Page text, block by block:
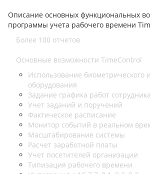
Описание основных функциональных
программы учета рабочего времени
Более 100 отчетов
Основные возможности TimeControl
Использование биометрического
оборудования
Задание графика работ сотрудника
Учет заданий и поручений
Фактическое расписание
Монитор событий в реальном
Масштабирование системы
Расчет заработной платы
Учет посетителей организации
Типизация рабочего времени